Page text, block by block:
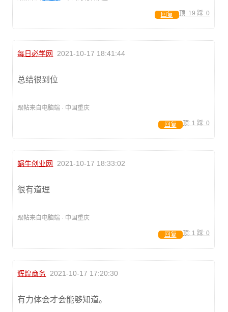
顶: 19 踩: 0
回复
每日必学网 2021-10-17 18:41:44
总结很到位
跟帖来自电脑端 · 中国重庆
顶: 1 踩: 0
回复
蜗牛创业网 2021-10-17 18:33:02
很有道理
跟帖来自电脑端 · 中国重庆
顶: 1 踩: 0
回复
辉煌商务 2021-10-17 17:20:30
有力体会才会能够知道。